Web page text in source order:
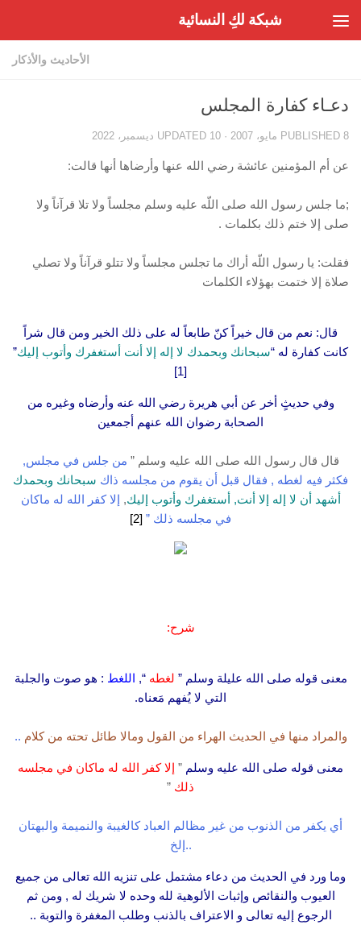
شبكة لكِ النسائية
الأحاديث والأذكار
دعـاء كفارة المجلس
PUBLISHED 8 مايو، 2007 · UPDATED 10 ديسمبر، 2022
عن أم المؤمنين عائشة رضي الله عنها وأرضاها أنها قالت:
;ما جلس رسول الله صلى اللّه عليه وسلم مجلساً ولا تلا قرآناً ولا
صلى إلا ختم ذلك بكلمات .
فقلت: يا رسول اللّه أراك ما تجلس مجلساً ولا تتلو قرآناً ولا تصلي
صلاة إلا ختمت بهؤلاء الكلمات
قال: نعم من قال خيراً كنّ طابعاً له على ذلك الخير ومن قال شراً
كانت كفارة له “سبحانك وبحمدك لا إله إلا أنت أستغفرك وأتوب إليك”
[1]
وفي حديثٍ أخر عن أبي هريرة رضي الله عنه وأرضاه وغيره من
الصحابة رضوان الله عنهم أجمعين
قال قال رسول الله صلى الله عليه وسلم ” من جلس في مجلس,
فكثر فيه لغطه , فقال قبل أن يقوم من مجلسه ذاك سبحانك وبحمدك
أشهد أن لا إله إلا أنت, أستغفرك وأتوب إليك, إلا كفر الله له ماكان
في مجلسه ذلك ” [2]
شرح:
معنى قوله صلى الله عليلة وسلم ” لغطه “, اللغط : هو صوت والجلبة
التي لا يُفهم مَعناه.
والمراد منها في الحديث الهراء من القول ومالا طائل تحته من كلام ..
معنى قوله صلى الله عليه وسلم ” إلا كفر الله له ماكان في مجلسه
ذلك ”
أي يكفر من الذنوب من غير مظالم العباد كالغيبة والنميمة والبهتان
..إلخ
وما ورد في الحديث من دعاء مشتمل على تنزيه الله تعالى من جميع
العيوب والنقائص وإثبات الألوهية لله وحده لا شريك له , ومن ثم
الرجوع إليه تعالى و الاعتراف بالذنب وطلب المغفرة والتوبة ..